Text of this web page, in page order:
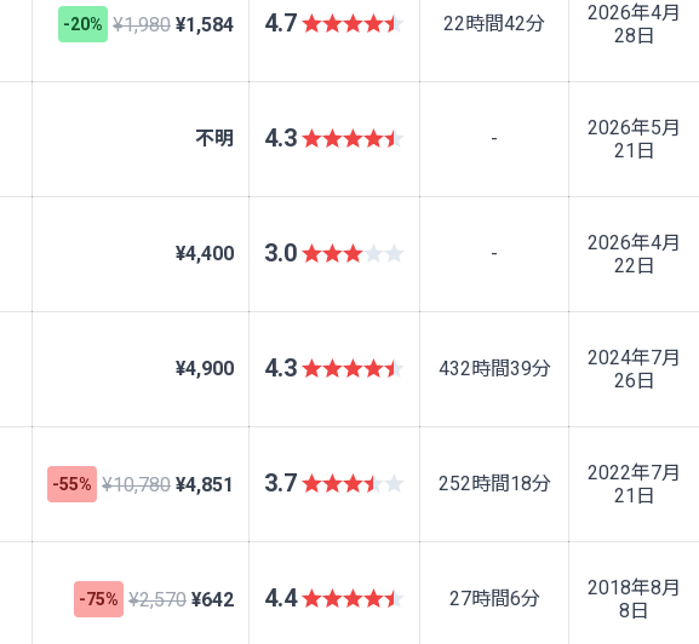
-20% ¥1,980 ¥1,584 4.7 22時間42分
2026年4月
28日
不明 4.3 -
2026年5月
21日
¥4,400 3.0 -
2026年4月
22日
¥4,900 4.3 432時間39分
2024年7月
26日
-55% ¥10,780 ¥4,851 3.7 252時間18分
2022年7月
21日
-75% ¥2,570 ¥642 4.4 27時間6分
2018年8月
8日